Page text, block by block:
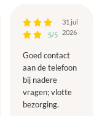
5/5
31 jul
2026
Goed contact
aan de telefoon
bij nadere
vragen; vlotte
bezorging.